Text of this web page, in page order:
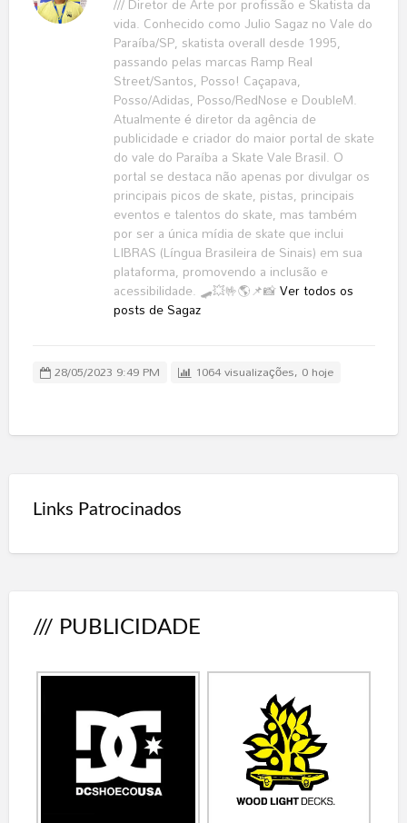
vida. Conhecido como Julio Sagaz no Vale do
Paraíba/SP, skatista overall desde 1995,
passando pelas marcas Ramp Real
Street/Santos, Posso! Caçapava,
Posso/Adidas, Posso/RedNose e DoubleM.
Atualmente é diretor da agência de
publicidade e criador do maior portal de skate
do vale do Paraíba a Skate Vale Brasil. O
portal se destaca não apenas por divulgar os
principais picos de skate, pistas, principais
eventos e talentos do skate, mas também
por ser a única mídia de skate que inclui
LIBRAS (Língua Brasileira de Sinais) em sua
plataforma, promovendo a inclusão e
acessibilidade. 🛹💥🤟🌎📌📸Ver todos os
posts de Sagaz
28/05/2023 9:49 PM 1064 visualizações, 0 hoje
Links Patrocinados
/// PUBLICIDADE